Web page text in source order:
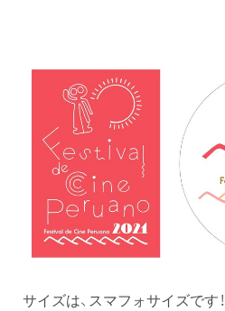
サイズは、スマフォサイズです！